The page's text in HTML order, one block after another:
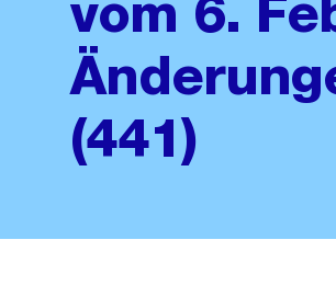
vom 6.
(441)